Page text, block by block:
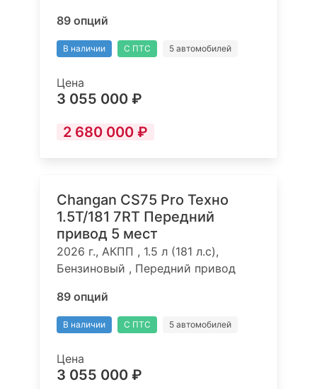
89 опций
В наличии С ПТС 5 автомобилей
Цена
3 055 000 ₽
2 680 000 ₽
Changan CS75 Pro Техно
1.5T/181 7RT Передний
привод 5 мест
2026 г., АКПП , 1.5 л (181 л.с),
Бензиновый , Передний привод
89 опций
В наличии С ПТС 5 автомобилей
Цена
3 055 000 ₽